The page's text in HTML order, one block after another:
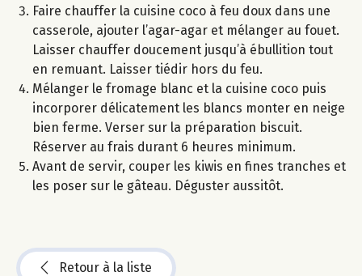
Faire chauffer la cuisine coco à feu doux dans une
casserole, ajouter l’agar-agar et mélanger au fouet.
Laisser chauffer doucement jusqu’à ébullition tout
en remuant. Laisser tiédir hors du feu.
Mélanger le fromage blanc et la cuisine coco puis
incorporer délicatement les blancs monter en neige
bien ferme. Verser sur la préparation biscuit.
Réserver au frais durant 6 heures minimum.
Avant de servir, couper les kiwis en fines tranches et
les poser sur le gâteau. Déguster aussitôt.
Retour à la liste